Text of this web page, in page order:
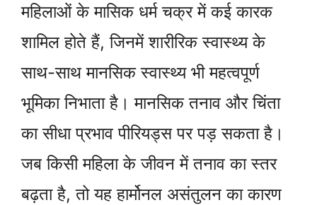
महिलाओं के मासिक धर्म चक्र में कई कारक
शामिल होते हैं, जिनमें शारीरिक स्वास्थ्य के
साथ-साथ मानसिक स्वास्थ्य भी महत्वपूर्ण
भूमिका निभाता है। मानसिक तनाव और चिंता
का सीधा प्रभाव पीरियड्स पर पड़ सकता है।
जब किसी महिला के जीवन में तनाव का स्तर
बढ़ता है, तो यह हार्मोनल असंतुलन का कारण